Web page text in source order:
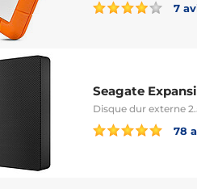
7
Seagate
Disque dur externe
78